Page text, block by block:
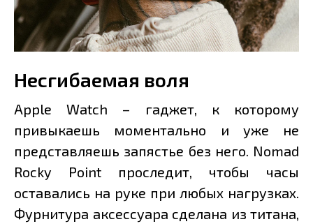
Несгибаемая воля
Apple Watch – гаджет, к которому
привыкаешь моментально и уже не
представляешь запястье без него. Nomad
Rocky Point проследит, чтобы часы
оставались на руке при любых нагрузках.
Фурнитура аксессуара сделана из титана,